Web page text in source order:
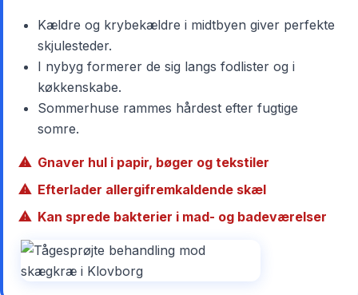
Kældre og krybekældre i midtbyen giver perfekte
skjulesteder.
I nybyg formerer de sig langs fodlister og i
køkkenskabe.
Sommerhuse rammes hårdest efter fugtige
somre.
Gnaver hul i papir, bøger og tekstiler
Efterlader allergifremkaldende skæl
Kan sprede bakterier i mad- og badeværelser